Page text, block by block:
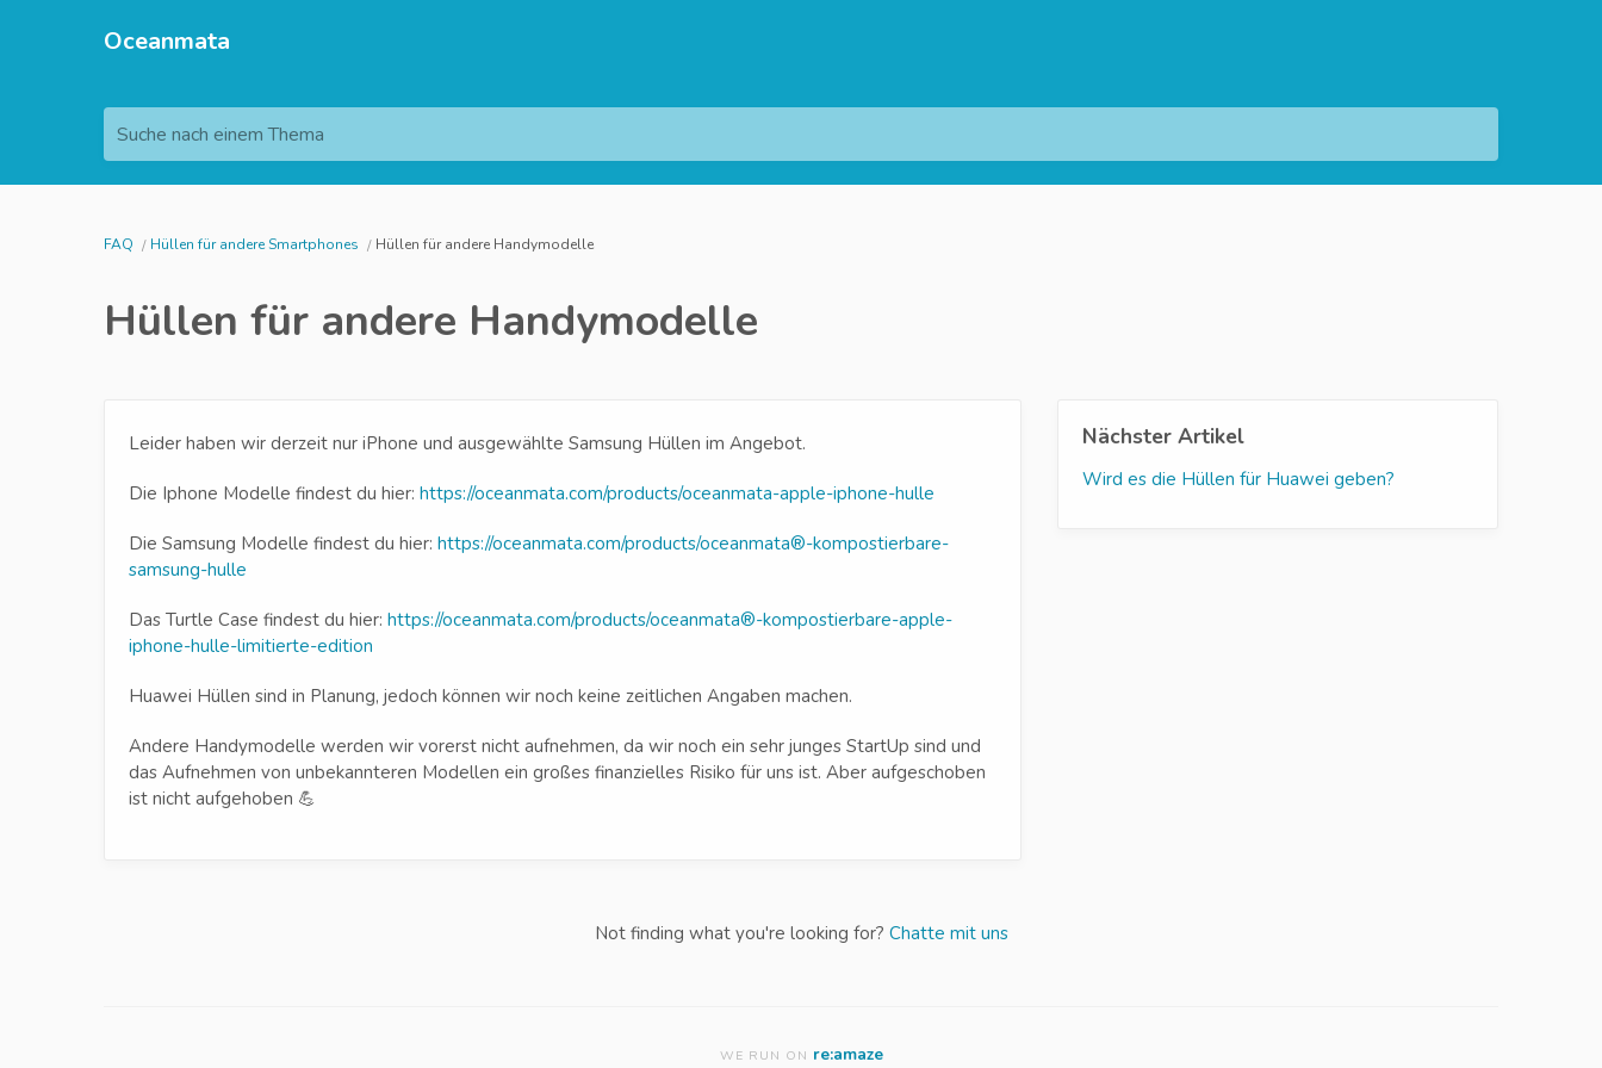
Oceanmata
Suche nach einem Thema
FAQ Hüllen für andere Smartphones Hüllen für andere Handymodelle
Hüllen für andere Handymodelle
Leider haben wir derzeit nur iPhone und ausgewählte Samsung Hüllen im Angebot.
Die Iphone Modelle findest du hier: https://oceanmata.com/products/oceanmata-apple-iphone-hulle
Die Samsung Modelle findest du hier: https://oceanmata.com/products/oceanmata®-kompostierbare-
samsung-hulle
Das Turtle Case findest du hier: https://oceanmata.com/products/oceanmata®-kompostierbare-apple-
iphone-hulle-limitierte-edition
Huawei Hüllen sind in Planung, jedoch können wir noch keine zeitlichen Angaben machen.
Andere Handymodelle werden wir vorerst nicht aufnehmen, da wir noch ein sehr junges StartUp sind und
das Aufnehmen von unbekannteren Modellen ein großes finanzielles Risiko für uns ist. Aber aufgeschoben
ist nicht aufgehoben 💪
Nächster Artikel
Wird es die Hüllen für Huawei geben?
Not finding what you're looking for? Chatte mit uns
WE RUN ON re:amaze